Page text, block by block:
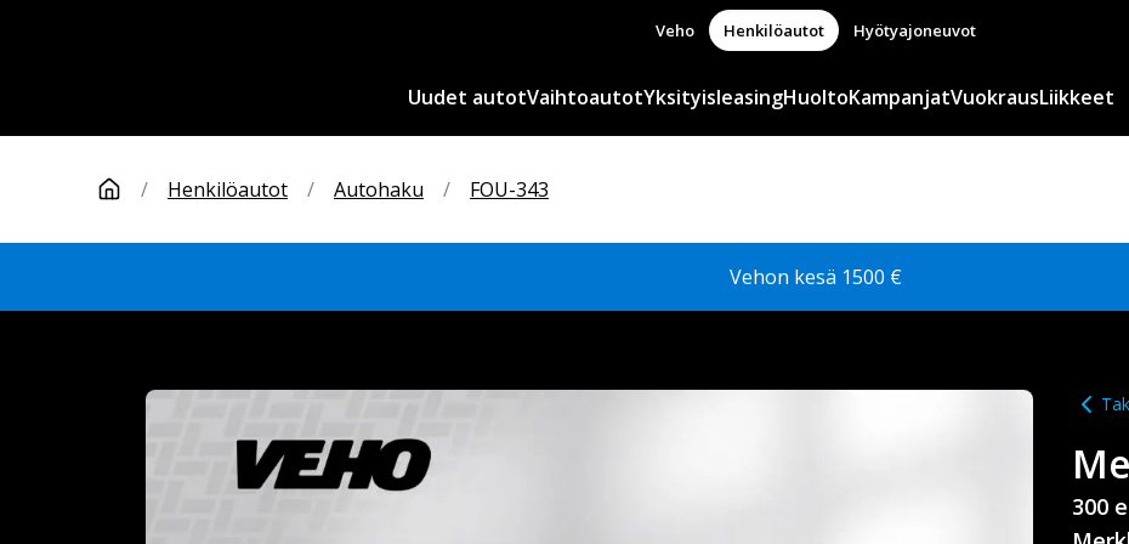
Veho Henkilöautot Hyötyajoneuvot
Uudet autotVaihtoautotYksityisleasingHuoltoKampanjatVuokrausLiikkeet
/ Henkilöautot / Autohaku / FOU-343
Vehon kesä 1500 €
300